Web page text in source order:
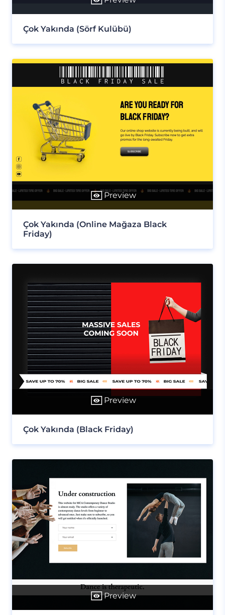
Çok Yakında (Sörf Kulübü)
Preview
Çok Yakında (Online Mağaza Black
Friday)
Preview
Çok Yakında (Black Friday)
Preview